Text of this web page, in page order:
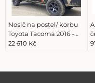
Nosič na postel/ korbu
Toyota Tacoma 2016 -
nízký, namontovaný na
22 610 Kč